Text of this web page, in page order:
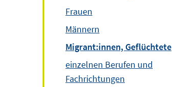
Frauen
Männern
Migrant:innen, Geflüchtete
einzelnen Berufen und
Fachrichtungen